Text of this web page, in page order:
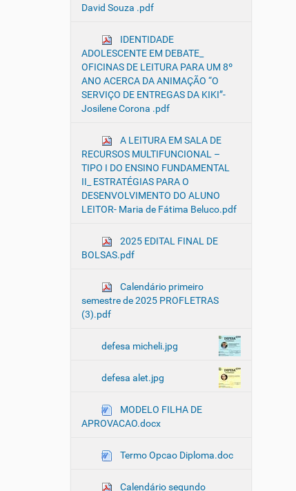
David Souza .pdf
IDENTIDADE
ADOLESCENTE EM DEBATE_
OFICINAS DE LEITURA PARA UM 8º
ANO ACERCA DA ANIMAÇÃO “O
SERVIÇO DE ENTREGAS DA KIKI”-
Josilene Corona .pdf
A LEITURA EM SALA DE
RECURSOS MULTIFUNCIONAL –
TIPO I DO ENSINO FUNDAMENTAL
II_ ESTRATÉGIAS PARA O
DESENVOLVIMENTO DO ALUNO
LEITOR- Maria de Fátima Beluco.pdf
2025 EDITAL FINAL DE
BOLSAS.pdf
Calendário primeiro
semestre de 2025 PROFLETRAS
(3).pdf
defesa micheli.jpg
defesa alet.jpg
MODELO FILHA DE
APROVACAO.docx
Termo Opcao Diploma.doc
Calendário segundo